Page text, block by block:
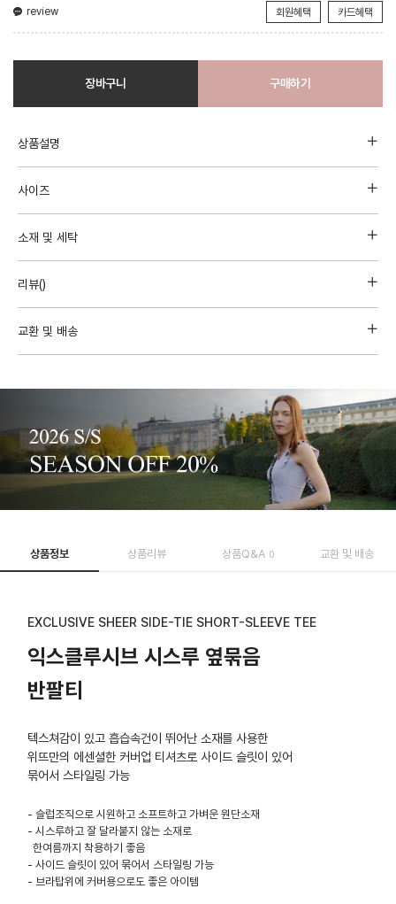
review 회원혜택 카드혜택
장바구니 구매하기
상품설명
사이즈
소재 및 세탁
리뷰()
교환 및 배송
상품정보 상품리뷰 상품Q&A 0 교환 및 배송
EXCLUSIVE SHEER SIDE-TIE SHORT-SLEEVE TEE
익스클루시브 시스루 옆묶음
반팔티
텍스쳐감이 있고 흡습속건이 뛰어난 소재를 사용한
위뜨만의 에센셜한 커버업 티셔츠로 사이드 슬릿이 있어
묶어서 스타일링 가능
- 슬럽조직으로 시원하고 소프트하고 가벼운 원단소재
- 시스루하고 잘 달라붙지 않는 소재로
한여름까지 착용하기 좋음
- 사이드 슬릿이 있어 묶어서 스타일링 가능
- 브라탑위에 커버용으로도 좋은 아이템